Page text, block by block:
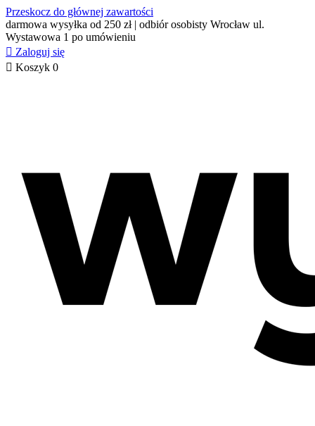
Przeskocz do głównej zawartości
darmowa wysyłka od 250 zł | odbiór osobisty Wrocław ul.
Wystawowa 1 po umówieniu
 Zaloguj się
 Koszyk 0